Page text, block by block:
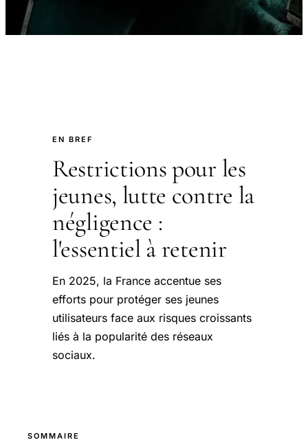
EN BREF
Restrictions pour les
jeunes, lutte contre la
négligence :
l'essentiel à retenir
En 2025, la France accentue ses
efforts pour protéger ses jeunes
utilisateurs face aux risques croissants
liés à la popularité des réseaux
sociaux.
SOMMAIRE